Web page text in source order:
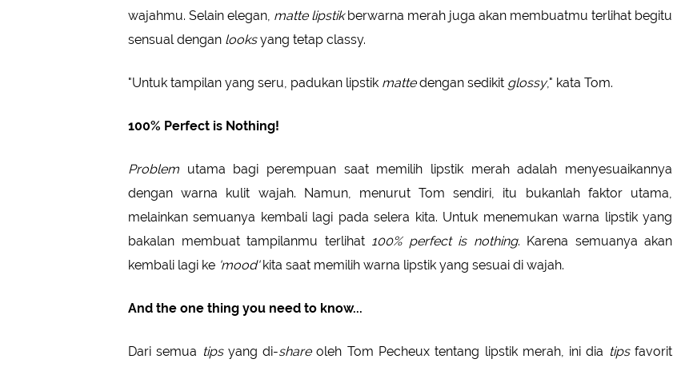
wajahmu. Selain elegan, matte lipstikberwarna merah juga akan membuatmu terlihat begitu
sensual dengan looksyang tetap classy.
"Untuk tampilan yang seru, padukan lipstik mattedengan sedikit glossy," kata Tom.
100% Perfect is Nothing!
Problem utama bagi perempuan saat memilih lipstik merah adalah menyesuaikannya
dengan warna kulit wajah. Namun, menurut Tom sendiri, itu bukanlah faktor utama,
melainkan semuanya kembali lagi pada selera kita. Untuk menemukan warna lipstik yang
bakalan membuat tampilanmu terlihat 100% perfect is nothing. Karena semuanya akan
kembali lagi ke 'mood'kita saat memilih warna lipstik yang sesuai di wajah.
And the one thing you need to know...
Dari semua tipsyang di-shareoleh Tom Pecheux tentang lipstik merah, ini dia tipsfavorit